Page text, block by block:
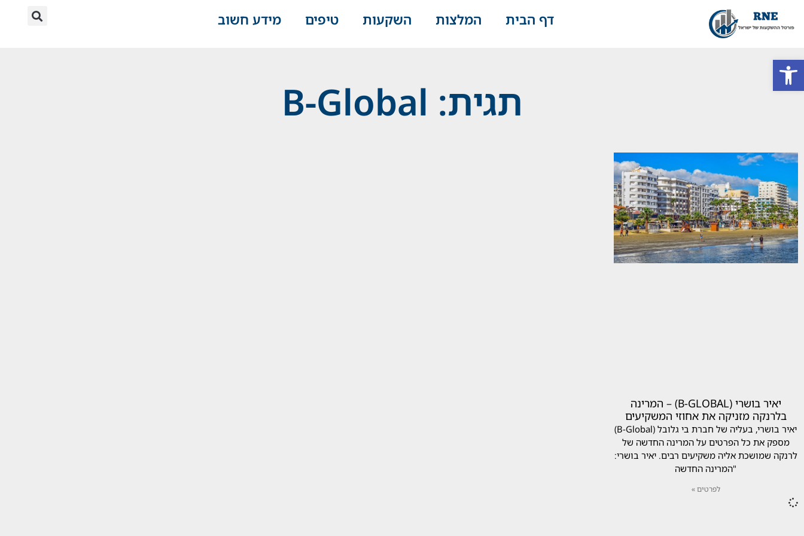
דף הבית המלצות השקעות טיפים מידע חשוב
תגית: B-Global
יאיר בושרי (B-GLOBAL) – המרינה
בלרנקה מזניקה את אחוזי המשקיעים
יאיר בושרי, בעליה של חברת בי גלובל (B-Global)
מספק את כל הפרטים על המרינה החדשה של
לרנקה שמושכת אליה משקיעים רבים. יאיר בושרי:
"המרינה החדשה
לפרטים »
פתח סרגל נגישות